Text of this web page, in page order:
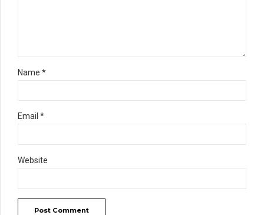
Name *
Email *
Website
Post Comment